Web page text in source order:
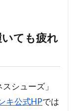
ても疲れ
シューズ」
キ公式HPでは